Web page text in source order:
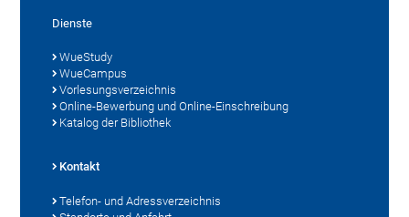
Dienste
WueStudy
WueCampus
Vorlesungsverzeichnis
Online-Bewerbung und Online-Einschreibung
Katalog der Bibliothek
Kontakt
Telefon- und Adressverzeichnis